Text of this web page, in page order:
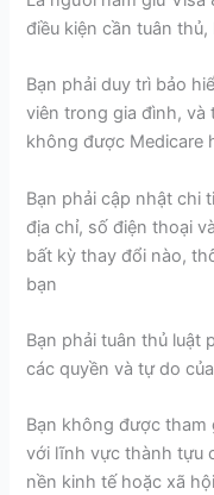
điều kiện cần tuân thủ,
Bạn phải duy trì bảo
viên trong gia đình,
không được Medicare
Bạn phải cập nhật chi
địa chỉ, số điện thoại
bất kỳ thay đổi nào,
bạn
Bạn phải tuân thủ luật
các quyền và tự do
Bạn không được
với lĩnh vực thành tựu
nền kinh tế hoặc xã